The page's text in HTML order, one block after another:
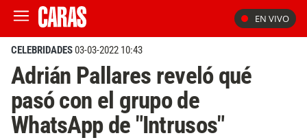
EN VIVO
CELEBRIDADES03-03-2022 10:43
Adrián Pallares reveló qué
pasó con el grupo de
WhatsApp de "Intrusos"